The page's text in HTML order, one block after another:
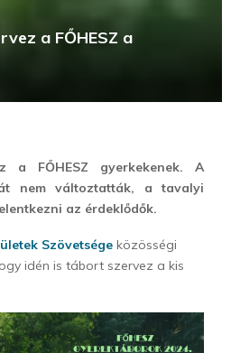
a FŐHESZ a
a FŐHESZ gyerkekenek. A
nem változtatták, a tavalyi
az érdeklődők.
Szövetsége közösségi
idén is tábort szervez a kis